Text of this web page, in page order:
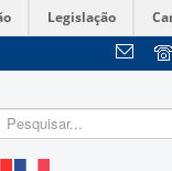
Legislação